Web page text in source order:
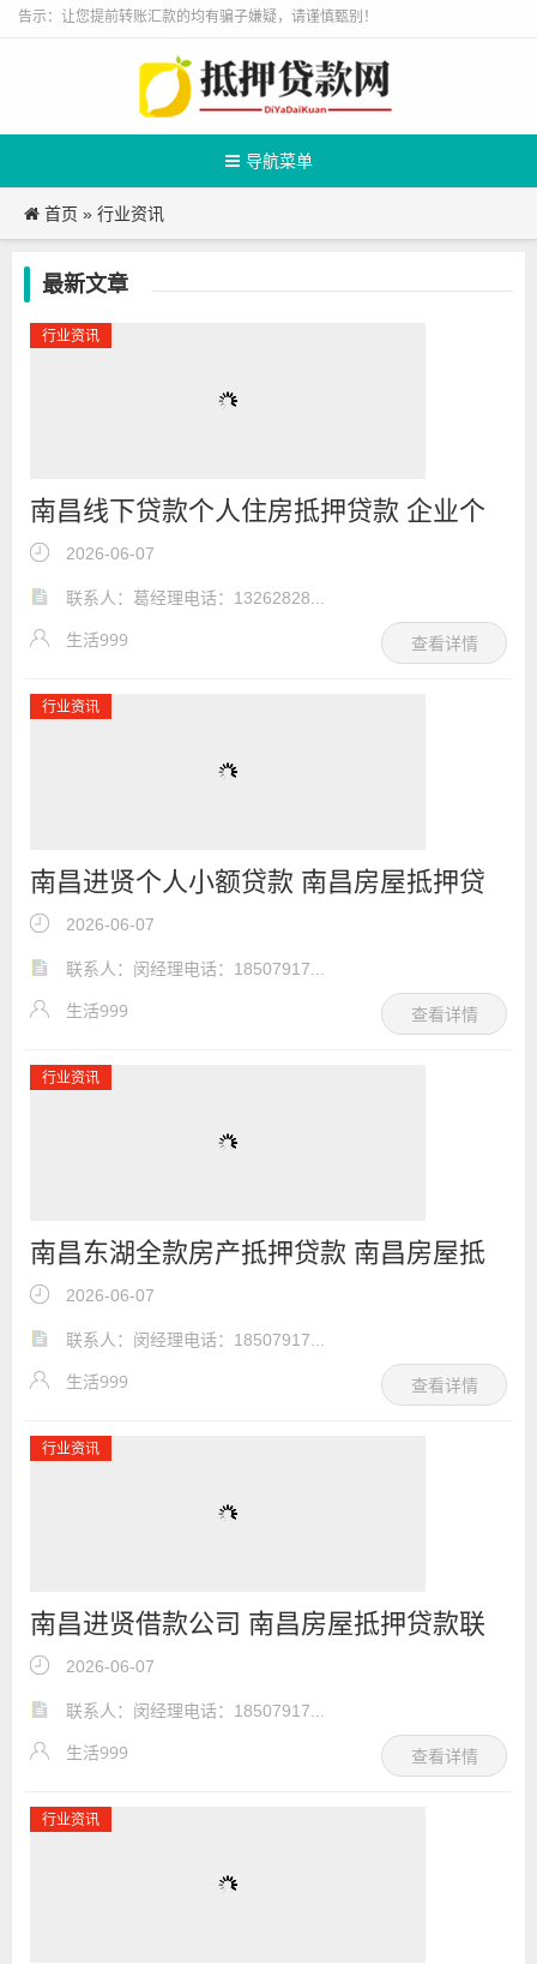
告示：让您提前转账汇款的均有骗子嫌疑，请谨慎甄别！
导航菜单
首页 » 行业资讯
最新文章
行业资讯
南昌线下贷款个人住房抵押贷款 企业个
人贷款个人住房抵押贷款
2026-06-07
联系人：葛经理电话：13262828...
生活999 查看详情
行业资讯
南昌进贤个人小额贷款 南昌房屋抵押贷
款联系电话
2026-06-07
联系人：闵经理电话：18507917...
生活999 查看详情
行业资讯
南昌东湖全款房产抵押贷款 南昌房屋抵
押贷款咨询专线
2026-06-07
联系人：闵经理电话：18507917...
生活999 查看详情
行业资讯
南昌进贤借款公司 南昌房屋抵押贷款联
系电话2026-06-07
联系人：闵经理电话：18507917...
生活999 查看详情
行业资讯